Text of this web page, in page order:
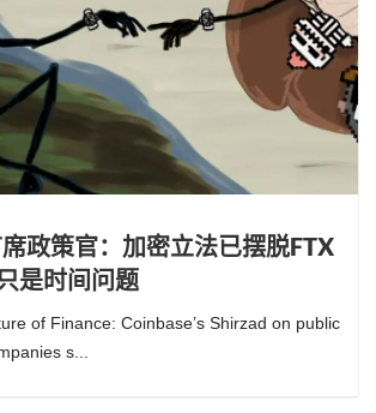
政策官：加密立法已摆脱FTX
是时间问题
of Finance: Coinbase’s Shirzad on public
s...